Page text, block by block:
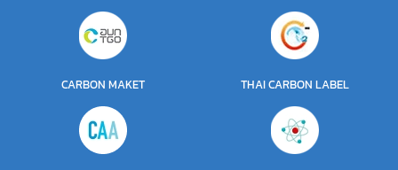
CARBON MAKET THAI CARBON LABEL